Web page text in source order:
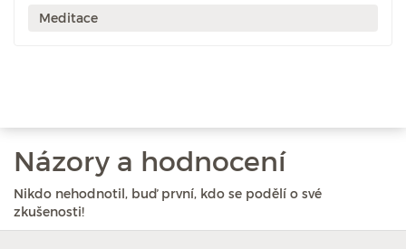
Meditace
Názory a hodnocení
Nikdo nehodnotil, buď první, kdo se podělí o své
zkušenosti!